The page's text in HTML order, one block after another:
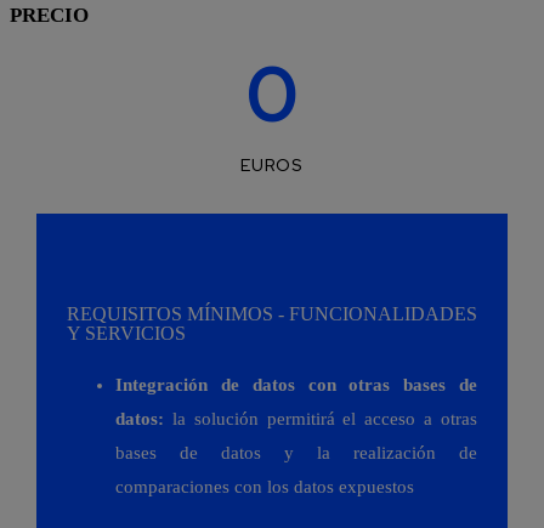
PRECIO
0
EUROS
REQUISITOS MÍNIMOS - FUNCIONALIDADES
Y SERVICIOS
Integración de datos con otras bases de
datos: la solución permitirá el acceso a otras
bases de datos y la realización de
comparaciones con los datos expuestos